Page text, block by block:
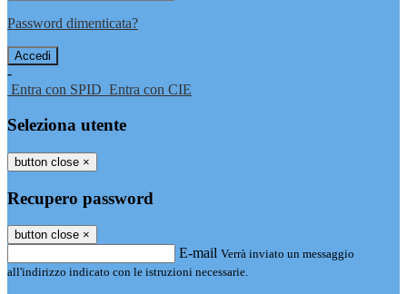
Password dimenticata?
-
Entra con SPID Entra con CIE
Seleziona utente
button close ×
Recupero password
button close ×
E-mail Verrà inviato un messaggio
all'indirizzo indicato con le istruzioni necessarie.